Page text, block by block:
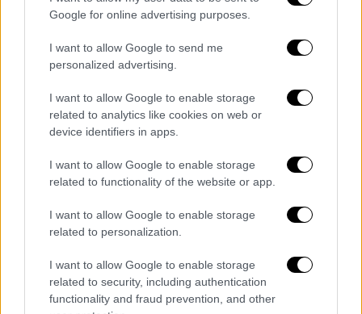
Google for online advertising purposes.
I want to allow Google to send me
personalized advertising.
I want to allow Google to enable storage
related to analytics like cookies on web or
device identifiers in apps.
I want to allow Google to enable storage
related to functionality of the website or app.
I want to allow Google to enable storage
related to personalization.
I want to allow Google to enable storage
related to security, including authentication
functionality and fraud prevention, and other
Κόσμος|06.12.2021 22:00
Τουρκία: Θρίλερ με τη σύλληψη Έλληνα
αστυνομικού στην Ανδριανούπολη –
Κρατείται για είσοδο σε απαγορευμένη
ζώνη
Όσα έχουν γίνει γνωστά μέχρι τώρα για το